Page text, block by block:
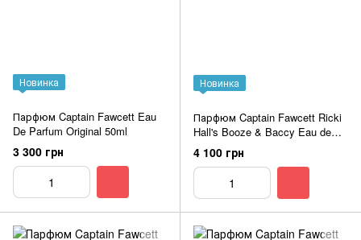
Новинка
Парфюм Captain Fawcett Eau
De Parfum Original 50ml
3 300 грн
Новинка
Парфюм Captain Fawcett Ricki
Hall's Booze & Baccy Eau de
Parfum 50ml
4 100 грн